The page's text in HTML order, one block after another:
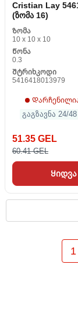
Cristian Lay
(ზომა 16)
Ზომა
10 x 10 x 10
Წონა
0.3
Შტრიხკოდი
5416418013979
გაგზავნა 24/
51.35 GEL
60.41 GEL
Ყიდვა
1